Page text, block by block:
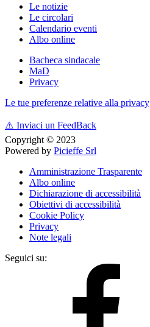
Le notizie
Le circolari
Calendario eventi
Albo online
Bacheca sindacale
MaD
Privacy
Le tue preferenze relative alla privacy
⚠️ Inviaci un FeedBack
Copyright © 2023
Powered by Picieffe Srl
Amministrazione Trasparente
Albo online
Dichiarazione di accessibilità
Obiettivi di accessibilità
Cookie Policy
Privacy
Note legali
Seguici su: